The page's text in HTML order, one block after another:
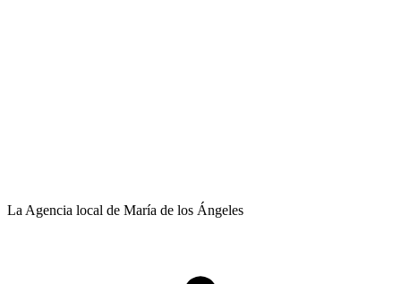
La Agencia local de María de los Ángeles